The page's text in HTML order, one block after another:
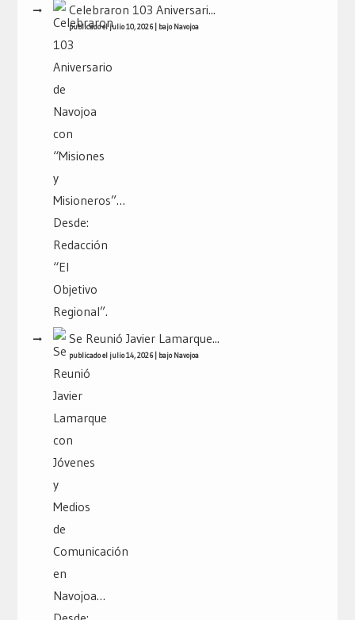
Celebraron 103 Aniversari...
publicado el julio 10, 2026| bajo Navojoa
Se Reunió Javier Lamarque...
publicado el julio 14, 2026| bajo Navojoa